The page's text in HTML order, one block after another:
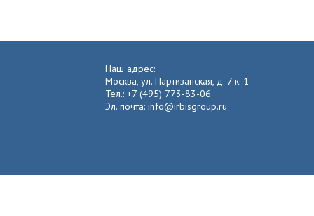
Наш адрес:
Москва, ул. Партизанская, д. 7 к. 1
Тел.: +7 (495) 773-83-06
Эл. почта: info@irbisgroup.ru